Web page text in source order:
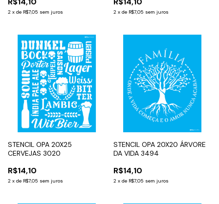
2 x de R$7,05 sem juros 2 x de R$7,05 sem juros
STENCIL OPA 20X25
CERVEJAS 3020
R$14,10
2 x de R$7,05 sem juros
STENCIL OPA 20X20 ÁRVORE
DA VIDA 3494
R$14,10
2 x de R$7,05 sem juros